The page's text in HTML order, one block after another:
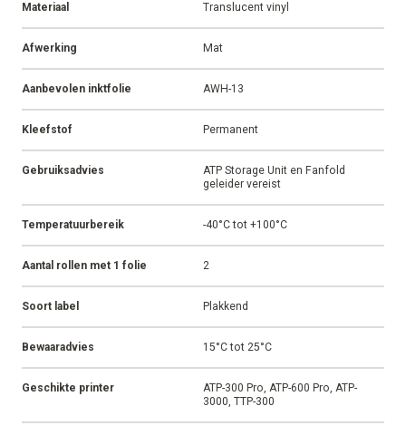
Materiaal Translucent vinyl
Afwerking Mat
Aanbevolen inktfolie AWH-13
Kleefstof Permanent
Gebruiksadvies
ATP Storage Unit en Fanfold
geleider vereist
Temperatuurbereik -40°C tot +100°C
Aantal rollen met 1 folie 2
Soort label Plakkend
Bewaaradvies 15°C tot 25°C
Geschikte printer
ATP-300 Pro, ATP-600 Pro, ATP-
3000, TTP-300